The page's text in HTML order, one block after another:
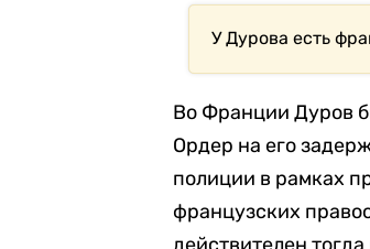
У Дурова есть
Во Франции Дуров
Ордер на его
полиции в рамках
французских